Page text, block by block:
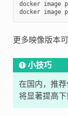
docker image
docker image
更多映像版本
小技巧
在国内，推荐
将显著提高下